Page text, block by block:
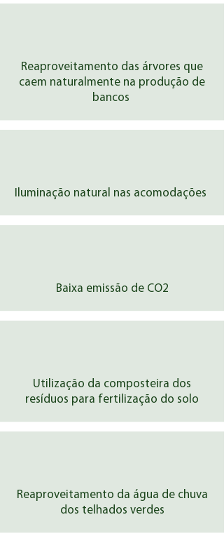
Reaproveitamento das árvores que
caem naturalmente na produção de
bancos
Iluminação natural nas acomodações
Baixa emissão de CO2
Utilização da composteira dos
resíduos para fertilização do solo
Reaproveitamento da água de chuva
dos telhados verdes